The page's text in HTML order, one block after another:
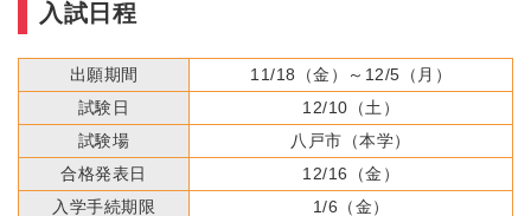
入試日程
出願期間
11/18（金）～12/5（月）
試験日
12/10（土）
試験場
八戸市（本学）
合格発表日
12/16（金）
入学手続期限
1/6（金）